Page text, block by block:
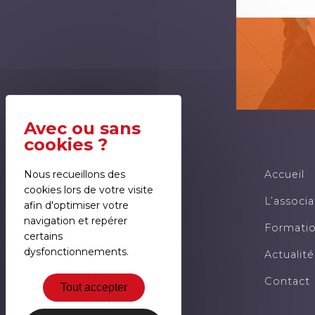
Accueil
Contact
Nous recueillons des
cookies lors de votre visite
afin d'optimiser votre
navigation et repérer
certains
dysfonctionnements.
Tout accepter